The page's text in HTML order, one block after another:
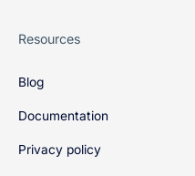
Resources
Blog
Documentation
Privacy policy